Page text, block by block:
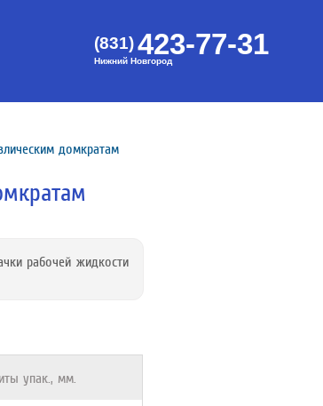
(831)423-77-31
Нижний Новгород
домкратам
рабочей жидкости
упак., мм.